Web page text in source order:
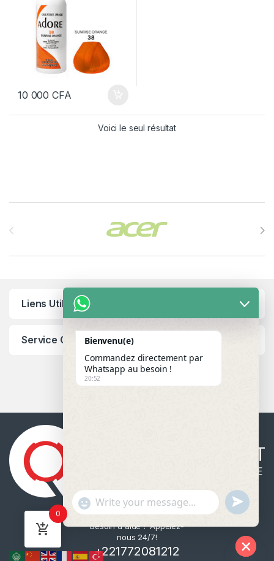
10 000CFA
Voici le seul résultat
Liens Utiles
Service Client
Besoin d'aide ? Appelez-
nous 24/7!
+221772081212
0
Bienvenu(e)
Commandez directement par
Whatsapp au besoin !
20:52
"
+
c
a
WhatsApp Message
u
n
d